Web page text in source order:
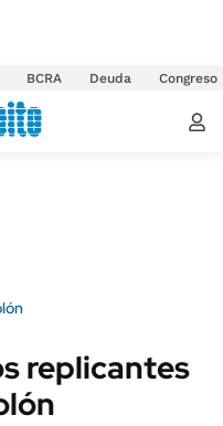
BCRA Deuda Congreso
replicantes